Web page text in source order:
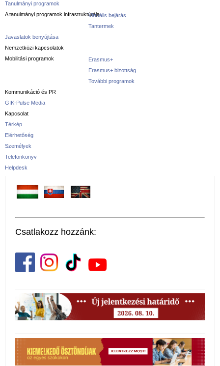
Tanulmányi programok
A tanulmányi programok infrastruktúrájaVirtuális bejárás
Tantermek
Javaslatok benyújtása
Nemzetközi kapcsolatok
Mobilitási programok
Erasmus+
Erasmus+ bizottság
További programok
Kommunikáció és PR
GIK-Pulse Media
Kapcsolat
Térkép
Elérhetőség
Személyek
Telefonkönyv
Helpdesk
Csatlakozz hozzánk: